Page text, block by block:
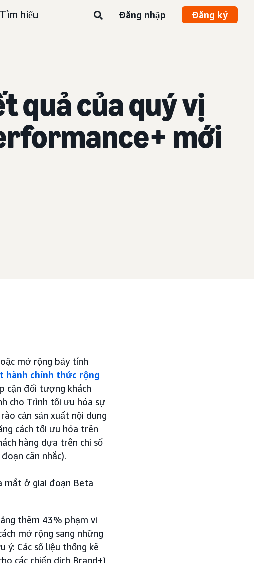
Tìm hiểu Đăng nhập Đăng ký
quả của quý vị
mới
mở rộng bảy tính
hành chính thức rộng
cận đối tượng khách
cho Trình tối ưu hóa sự
cản sản xuất nội dung
cách tối ưu hóa trên
hàng dựa trên chỉ số
cân nhắc).
mắt ở giai đoạn Beta
thêm 43% phạm vi
mở rộng sang những
ý: Các số liệu thống kê
các chiến dịch Brand+)